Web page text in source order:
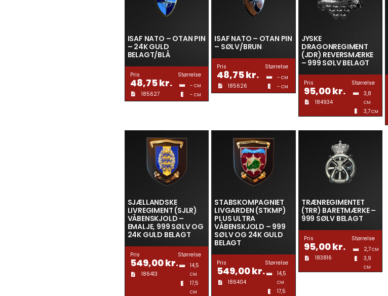
ISAF NATO – OTAN PIN
– 24K GULD
BELAGT/BLÅ
Pris
48,75kr.
185627
Størrelse
- CM
- CM
ISAF NATO – OTAN PIN
– SØLV/BRUN
Pris
48,75kr.
185626
Størrelse
- CM
- CM
JYSKE
DRAGONREGIMENT
(JDR) REVERSMÆRKE
– 999 SØLV BELAGT
Pris
95,00kr.
184934
Størrelse
3,8
CM
3,7CM
SJÆLLANDSKE
LIVREGIMENT (SJLR)
VÅBENSKJOLD –
EMALJE, 999 SØLV OG
24K GULD BELAGT
Pris
549,00kr.
186413
Størrelse
14,5
CM
17,5
CM
STABSKOMPAGNIET
LIVGARDEN (STKMP)
PLUS ULTRA
VÅBENSKJOLD – 999
SØLV OG 24K GULD
BELAGT
Pris
549,00kr.
186404
Størrelse
14,5
CM
17,5
TRÆNREGIMENTET
(TRR) BARETMÆRKE –
999 SØLV BELAGT
Pris
95,00kr.
183816
Størrelse
2,7CM
3,9
CM